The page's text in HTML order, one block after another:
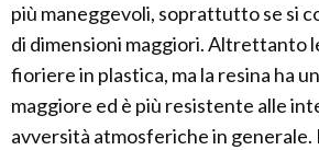
più maneggevoli, soprattutto se si
di dimensioni maggiori. Altrettanto
fioriere in plastica, ma la resina ha
maggiore ed è più resistente alle
avversità atmosferiche in